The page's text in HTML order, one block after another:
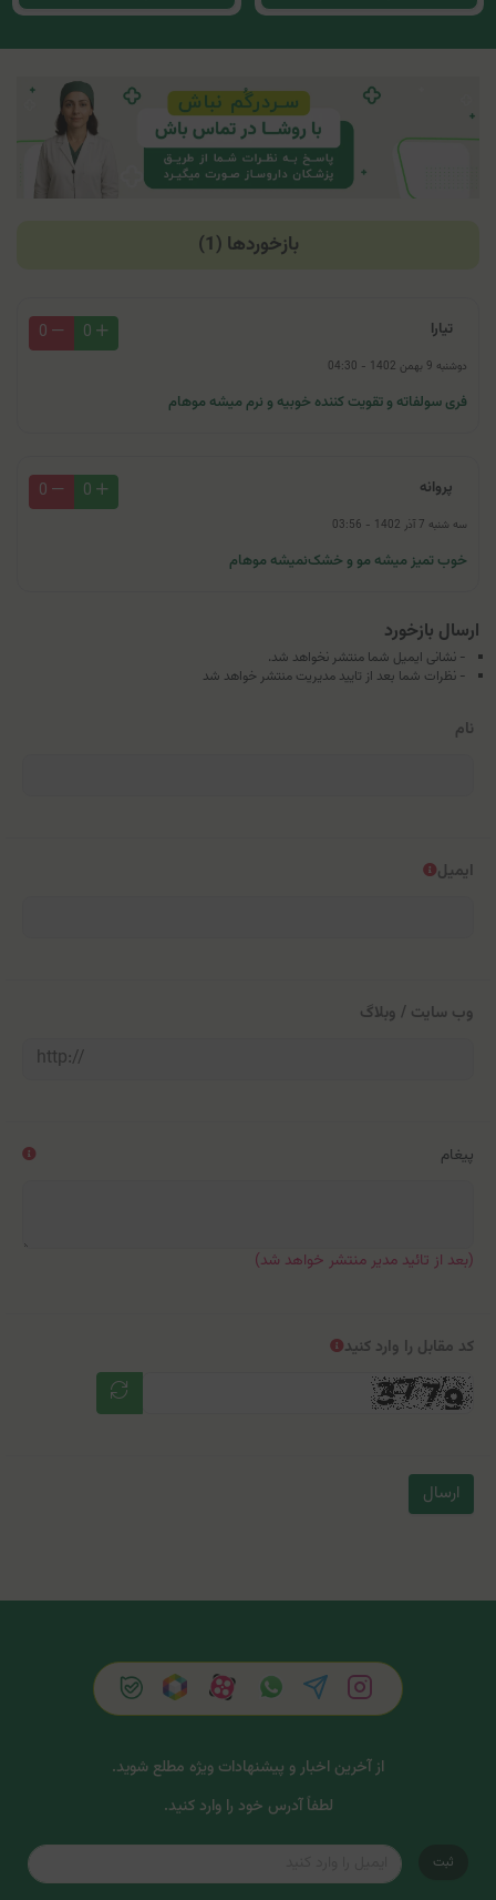
بازخوردها (1)
تیارا 0
0
دوشنبه 9 بهمن 1402 - 04:30
فری سولفاته و تقویت کننده خوبیه و نرم میشه موهام
پروانه 0
0
سه شنبه 7 آذر 1402 - 03:56
خوب تمیز میشه مو و خشک‌نمیشه موهام
ارسال بازخورد
- نشانی ایمیل شما منتشر نخواهد شد.
- نظرات شما بعد از تایید مدیریت منتشر خواهد شد
نام
ایمیل
وب سایت / وبلاگ
پیغام
(بعد از تائید مدیر منتشر خواهد شد)
کد مقابل را وارد کنید
ارسال
از آخرین اخبار و پیشنهادات ویژه مطلع شوید.
لطفاً آدرس خود را وارد کنید.
ثبت